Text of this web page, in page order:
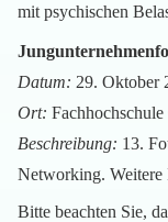
mit psychischen
Datum: 29. Oktober
Ort:
Beschreibung: 13.
Networking. Weitere
Bitte beachten Sie,